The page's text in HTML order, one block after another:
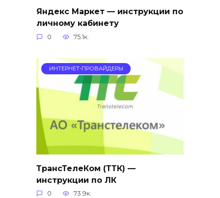
Яндекс Маркет — инструкции по
личному кабинету
0 75.1к.
ИНТЕРНЕТ-ПРОВАЙДЕРЫ
ТрансТелеКом (ТТК) —
инструкции по ЛК
0 73.9к.